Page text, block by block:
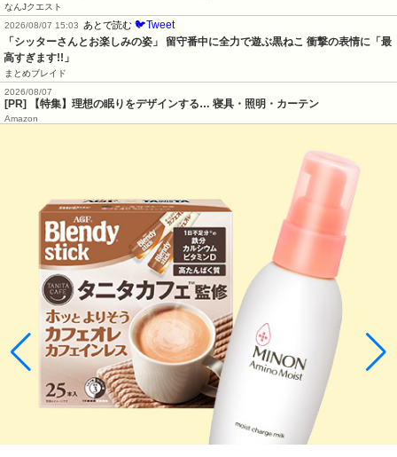
なんJクエスト
2026/08/07 15:03
あとで読む 🐦Tweet
「シッターさんとお楽しみの姿」 留守番中に全力で遊ぶ黒ねこ 衝撃の表情に「最
高すぎます!!」
まとめブレイド
2026/08/07
[PR] 【特集】理想の眠りをデザインする… 寝具・照明・カーテン
Amazon